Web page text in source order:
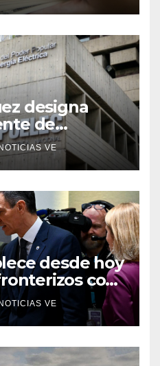
designa
de
Servicios
NOTICIAS VE
desde hoy
con
de Roma
NOTICIAS VE